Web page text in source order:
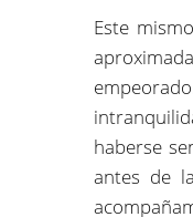
Este
haberse
antes de